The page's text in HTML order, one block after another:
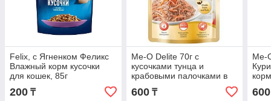
Felix, с Ягненком Феликс
Влажный корм кусочки
для кошек, 85г
200 ₸
Me-O Delite 70г с
кусочками тунца и
крабовыми палочками в
желе Пауч для кошек
Влажный корм
600₸
Me-
600